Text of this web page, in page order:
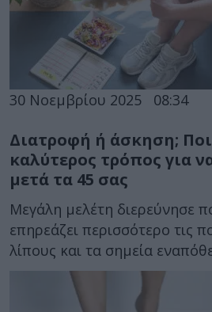
30 Νοεμβρίου 2025 08:34
Διατροφή ή άσκηση;
καλύτερος τρόπος για
μετά τα 45 σας
Μεγάλη μελέτη διερεύνησε
επηρεάζει περισσότερο τις
λίπους και τα σημεία